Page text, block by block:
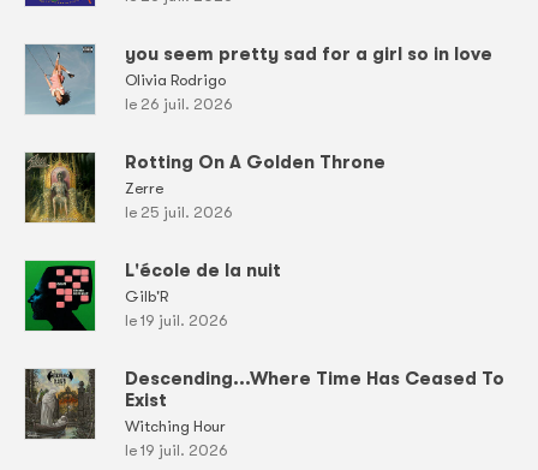
you seem pretty sad for a girl so in love
Olivia Rodrigo
le 26 juil. 2026
Rotting On A Golden Throne
Zerre
le 25 juil. 2026
L'école de la nuit
Gilb'R
le 19 juil. 2026
Descending...Where Time Has Ceased To
Exist
Witching Hour
le 19 juil. 2026